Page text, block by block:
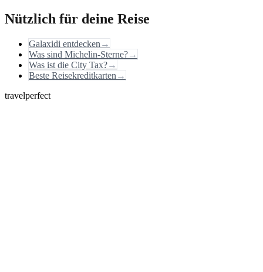
Nützlich für deine Reise
Galaxidi entdecken →
Was sind Michelin-Sterne?→
Was ist die City Tax?→
Beste Reisekreditkarten →
travelperfect